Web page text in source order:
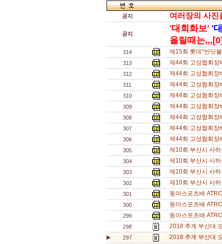
공지 여러장의 사진
공지
'대회화보' '
올릴때는
314 제15회 롯데*반딧
313 제44회 고성협회
312 제44회 고성협회
311 제44회 고성협회
310 제44회 고성협회
309 제44회 고성협회
308 제44회 고성협회
307 제44회 고성협회
306 제44회 고성협회
305 제10회 부산시 사
304 제10회 부산시 사
303 제10회 부산시 사
302 제10회 부산시 사
301 동아스포츠배
300 동아스포츠배
299 동아스포츠배
298 2018 추계 부산대
▶ 297 2018 추계 부산대